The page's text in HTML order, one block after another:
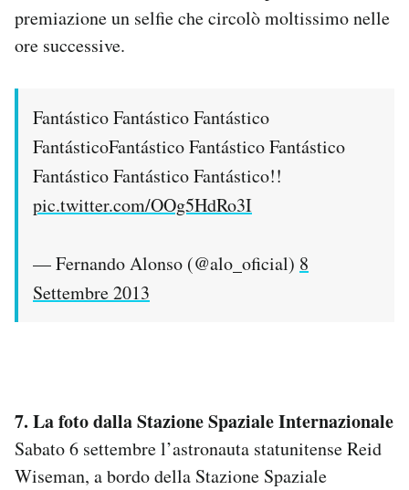
premiazione un selfie che circolò moltissimo nelle
ore successive.
Fantástico Fantástico Fantástico
FantásticoFantástico Fantástico Fantástico
Fantástico Fantástico Fantástico!!
pic.twitter.com/OOg5HdRo3I
— Fernando Alonso (@alo_oficial) 8
Settembre 2013
7. La foto dalla Stazione Spaziale Internazionale
Sabato 6 settembre l’astronauta statunitense Reid
Wiseman, a bordo della Stazione Spaziale